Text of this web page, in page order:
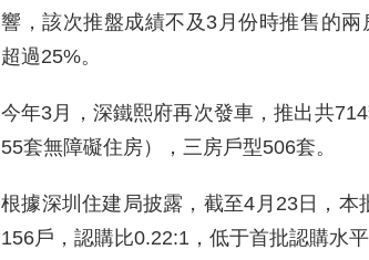
響，該次推盤成績不及3月份時推售的
超過25%。
今年3月，深鐵熙府再次發車，推出共
55套無障礙住房），三房戶型506套。
根據深圳住建局披露，截至4月23日，
156戶，認購比0.22:1，低于首批認購水平